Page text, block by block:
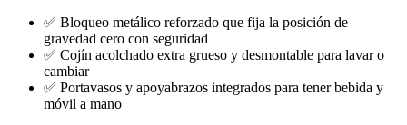
✅ Bloqueo metálico reforzado que fija la posición de
gravedad cero con seguridad
✅ Cojín acolchado extra grueso y desmontable para lavar o
cambiar
✅ Portavasos y apoyabrazos integrados para tener bebida y
móvil a mano